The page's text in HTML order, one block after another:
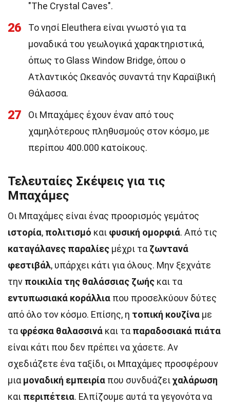
"The Crystal Caves".
26
Το νησί Eleuthera είναι γνωστό για τα
μοναδικά του γεωλογικά χαρακτηριστικά,
όπως το Glass Window Bridge, όπου ο
Ατλαντικός Ωκεανός συναντά την Καραϊβική
Θάλασσα.
27
Οι Μπαχάμες έχουν έναν από τους
χαμηλότερους πληθυσμούς στον κόσμο, με
περίπου 400.000 κατοίκους.
Τελευταίες Σκέψεις για τις
Μπαχάμες
Οι Μπαχάμες είναι ένας προορισμός γεμάτος
ιστορία, πολιτισμό και φυσική ομορφιά. Από τις
καταγάλανες παραλίες μέχρι τα ζωντανά
φεστιβάλ, υπάρχει κάτι για όλους. Μην ξεχνάτε
την ποικιλία της θαλάσσιας ζωής και τα
εντυπωσιακά κοράλλια που προσελκύουν δύτες
από όλο τον κόσμο. Επίσης, η τοπική κουζίνα με
τα φρέσκα θαλασσινά και τα παραδοσιακά πιάτα
είναι κάτι που δεν πρέπει να χάσετε. Αν
σχεδιάζετε ένα ταξίδι, οι Μπαχάμες προσφέρουν
μια μοναδική εμπειρία που συνδυάζειχαλάρωση
και περιπέτεια. Ελπίζουμε αυτά τα γεγονότα να